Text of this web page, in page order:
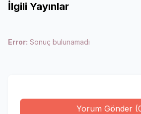
İlgili Yayınlar
Error: Sonuç bulunamadı
Yorum Gönder